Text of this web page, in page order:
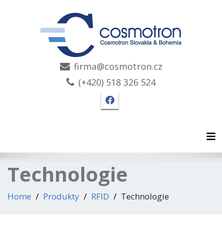
firma@cosmotron.cz
(+420) 518 326 524
Facebook stránka
Technologie
Home Produkty RFID Technologie